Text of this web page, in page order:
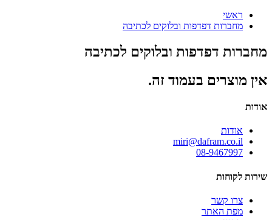
ראשי
מחברות דפדפות ובלוקים לכתיבה
מחברות דפדפות ובלוקים לכתיבה
אין מוצרים בעמוד זה.
אודות
אודות
miri@dafram.co.il
08-9467997
שירות לקוחות
צרו קשר
מפת האתר